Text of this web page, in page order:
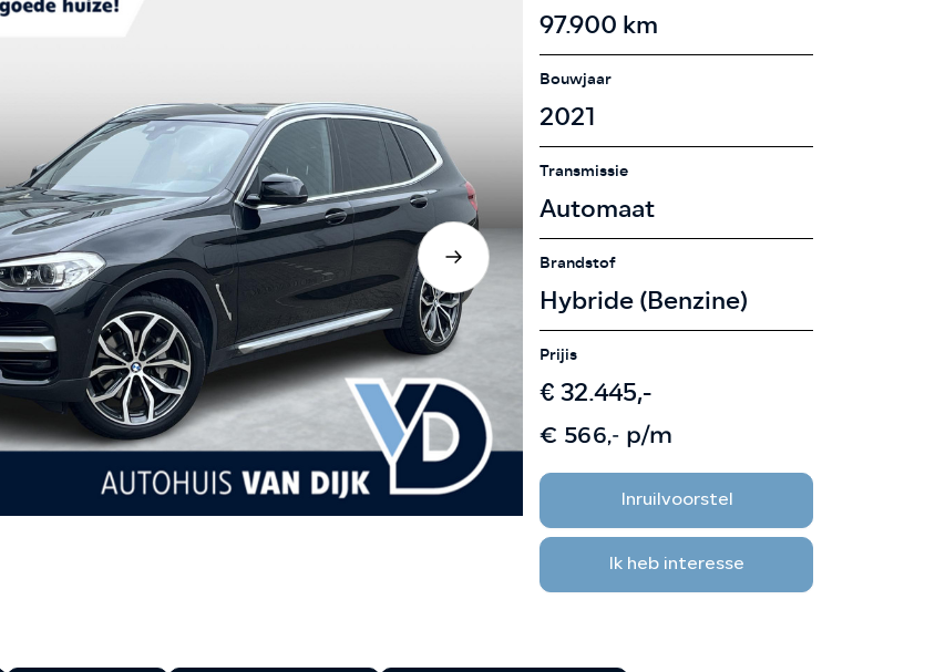
DIENSTEN
OVER ONS
VERKOCHT
CONTACT
97.900 km
Bouwjaar
2021
Transmissie
Automaat
Brandstof
Hybride (Benzine)
Prijis
€ 32.445,-
€ 566,- p/m
Inruilvoorstel
Ik heb interesse